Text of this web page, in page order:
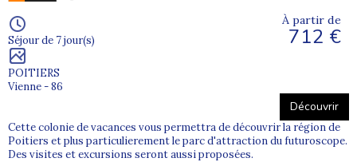
Séjour de 7 jour(s)
POITIERS
Vienne - 86
À partir de
712 €
Découvrir
Cette colonie de vacances vous permettra de découvrir la région de
Poitiers et plus particulierement le parc d'attraction du futuroscope.
Des visites et excursions seront aussi proposées.